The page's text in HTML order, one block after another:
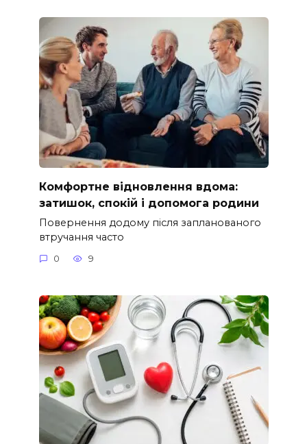
Комфортне відновлення вдома:
затишок, спокій і допомога родини
Повернення додому після запланованого
втручання часто
0 9